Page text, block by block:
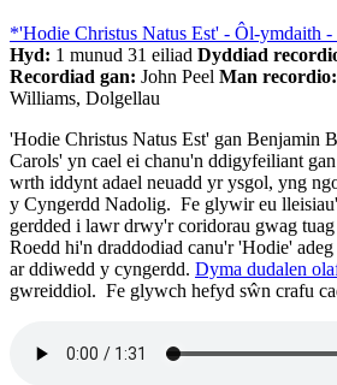
*'Hodie Christus Natus Est' - Ôl-ymdaith -
Hyd: 1 munud 31 eiliad Dyddiad
Recordiad gan: John Peel Man recordio:
Williams, Dolgellau
'Hodie Christus Natus Est' gan Benjamin
Carols' yn cael ei chanu'n ddigyfeiliant
wrth iddynt adael neuadd yr ysgol, yng
y Cyngerdd Nadolig. Fe glywir eu
gerdded i lawr drwy'r coridorau gwag
Roedd hi'n draddodiad canu'r 'Hodie'
ar ddiwedd y cyngerdd. Dyma dudalen
gwreiddiol. Fe glywch hefyd sŵn crafu